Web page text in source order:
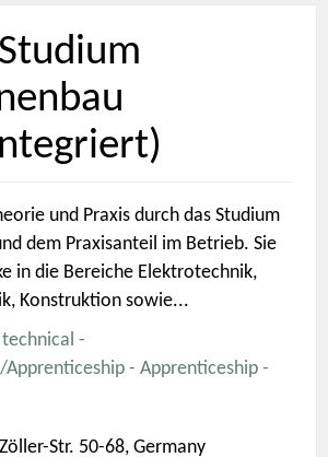
und Praxis durch das Studium
dem Praxisanteil im Betrieb. Sie
in die Bereiche Elektrotechnik,
Konstruktion sowie...
-
- Apprenticeship -
Str. 50-68, Germany